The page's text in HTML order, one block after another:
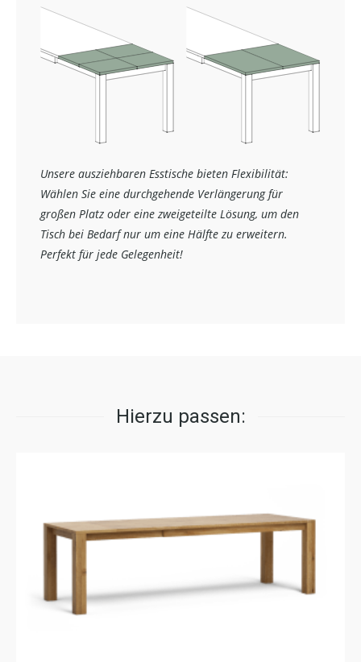
Unsere ausziehbaren Esstische bieten Flexibilität:
Wählen Sie eine durchgehende Verlängerung für
großen Platz oder eine zweigeteilte Lösung, um den
Tisch bei Bedarf nur um eine Hälfte zu erweitern.
Perfekt für jede Gelegenheit!
Hierzu passen: